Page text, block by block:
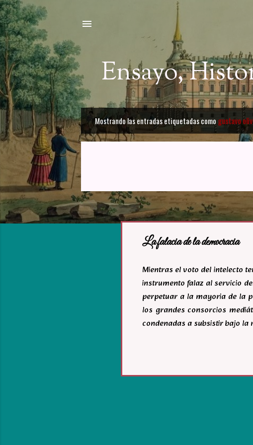
Ensayo,
E
n
a
d
a
Mostrando las entradas etiquetadas como gustavo
La falacia de la democracia
Mientras el voto del intelecto
instrumento falaz al servicio
perpetuar a la mayoria de la
los grandes consorcios
condenadas a subsistir bajo